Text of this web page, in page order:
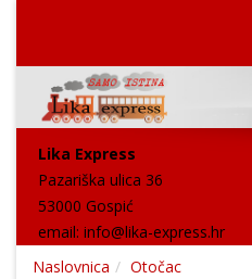
Lika Express
Pazariška ulica 36
53000 Gospić
email: info@lika-express.hr
Naslovnica
Otočac